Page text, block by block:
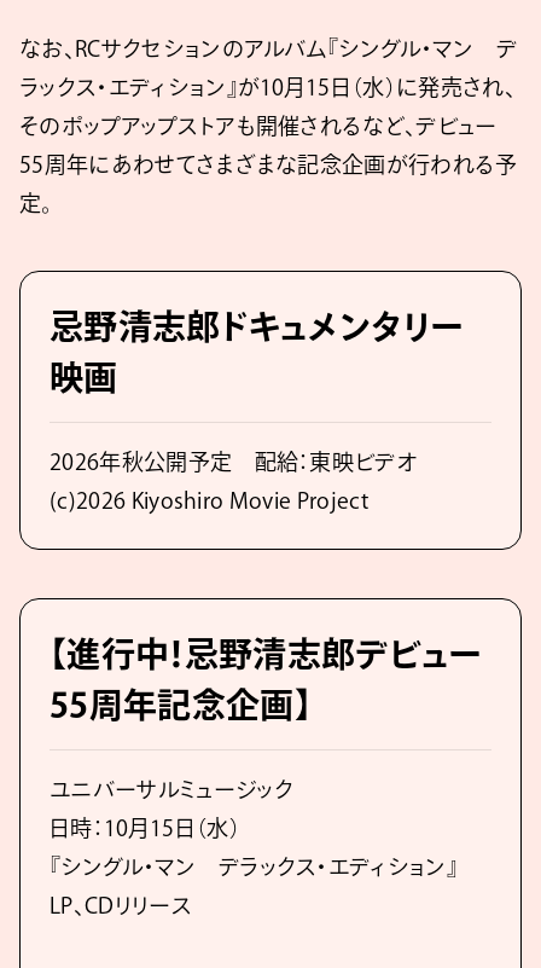
なお、RCサクセションのアルバム『シングル・マン デ
ラックス・エディション』が10月15日（水）に発売され、
そのポップアップストアも開催されるなど、デビュー
55周年にあわせてさまざまな記念企画が行われる予
定。
忌野清志郎ドキュメンタリー
映画
2026年秋公開予定 配給：東映ビデオ
(c)2026 Kiyoshiro Movie Project
【進行中！忌野清志郎デビュー
55周年記念企画】
ユニバーサルミュージック
日時：10月15日（水）
『シングル・マン デラックス・エディション』
LP、CDリリース